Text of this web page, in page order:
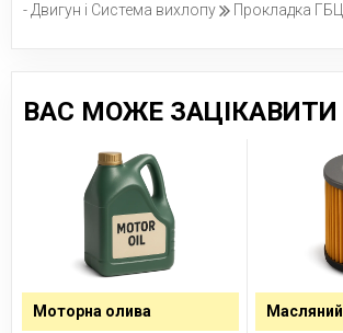
- Двигун і Система вихлопу
Прокладка ГБЦ
ВАС МОЖЕ ЗАЦІКАВИТИ
Моторна олива